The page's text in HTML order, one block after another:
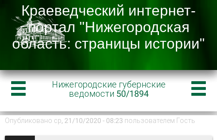
Нижегородские губернские
ведомости 50/1894
Опубликовано ср, 21/10/2020 - 08:23 пользователем Гость